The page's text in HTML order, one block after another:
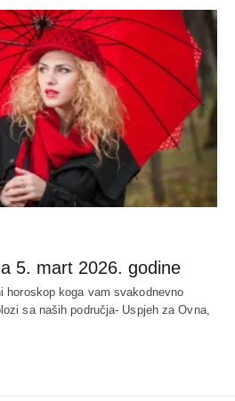
5. mart 2026. godine
horoskop koga vam svakodnevno
sa naših područja- Uspjeh za Ovna,